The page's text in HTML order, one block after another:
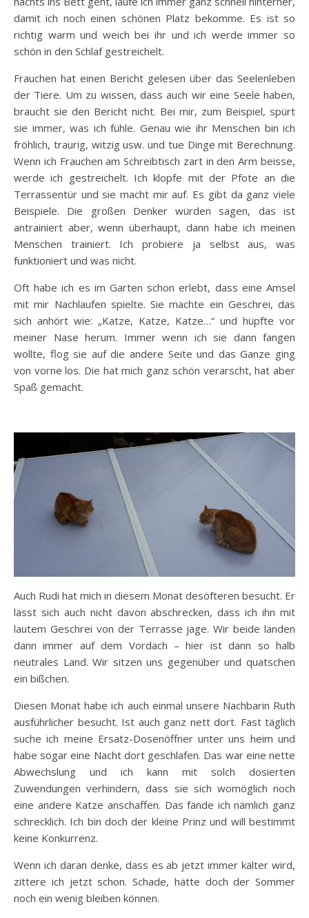
damit ich noch einen schönen Platz bekomme. Es ist so
richtig warm und weich bei ihr und ich werde immer so
schön in den Schlaf gestreichelt.
Frauchen hat einen Bericht gelesen über das Seelenleben
der Tiere. Um zu wissen, dass auch wir eine Seele haben,
braucht sie den Bericht nicht. Bei mir, zum Beispiel, spürt
sie immer, was ich fühle. Genau wie ihr Menschen bin ich
fröhlich, traurig, witzig usw. und tue Dinge mit Berechnung.
Wenn ich Frauchen am Schreibtisch zart in den Arm beisse,
werde ich gestreichelt. Ich klopfe mit der Pfote an die
Terrassentür und sie macht mir auf. Es gibt da ganz viele
Beispiele. Die großen Denker würden sagen, das ist
antrainiert aber, wenn überhaupt, dann habe ich meinen
Menschen trainiert. Ich probiere ja selbst aus, was
funktioniert und was nicht.
Oft habe ich es im Garten schon erlebt, dass eine Amsel
mit mir Nachlaufen spielte. Sie machte ein Geschrei, das
sich anhört wie: „Katze, Katze, Katze…“ und hüpfte vor
meiner Nase herum. Immer wenn ich sie dann fangen
wollte, flog sie auf die andere Seite und das Ganze ging
von vorne los. Die hat mich ganz schön verarscht, hat aber
Spaß gemacht.
Auch Rudi hat mich in diesem Monat desöfteren besucht. Er
lässt sich auch nicht davon abschrecken, dass ich ihn mit
lautem Geschrei von der Terrasse jage. Wir beide landen
dann immer auf dem Vordach – hier ist dann so halb
neutrales Land. Wir sitzen uns gegenüber und quatschen
ein bißchen.
Diesen Monat habe ich auch einmal unsere Nachbarin Ruth
ausführlicher besucht. Ist auch ganz nett dort. Fast täglich
suche ich meine Ersatz-Dosenöffner unter uns heim und
habe sogar eine Nacht dort geschlafen. Das war eine nette
Abwechslung und ich kann mit solch dosierten
Zuwendungen verhindern, dass sie sich womöglich noch
eine andere Katze anschaffen. Das fände ich nämlich ganz
schrecklich. Ich bin doch der kleine Prinz und will bestimmt
keine Konkurrenz.
Wenn ich daran denke, dass es ab jetzt immer kälter wird,
zittere ich jetzt schon. Schade, hätte doch der Sommer
noch ein wenig bleiben können.